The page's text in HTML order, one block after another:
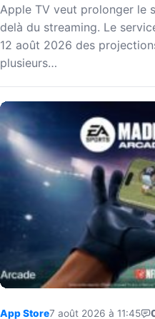
Apple TV veut prolonger le
delà du streaming. Le
12 août 2026 des
plusieurs…
App Store7 août 2026 à 11:45